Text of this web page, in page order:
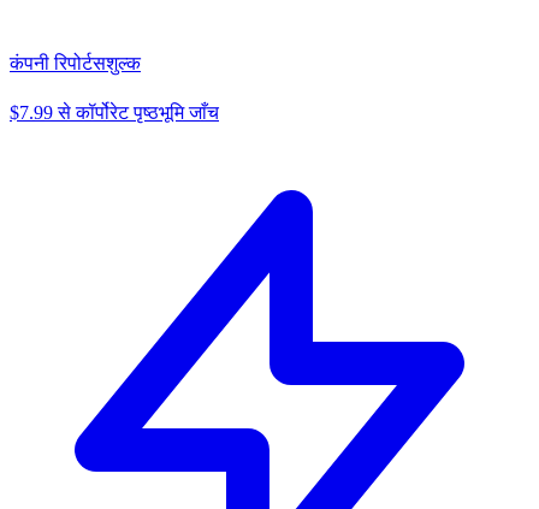
कंपनी रिपोर्टसशुल्क
$7.99 से कॉर्पोरेट पृष्ठभूमि जाँच